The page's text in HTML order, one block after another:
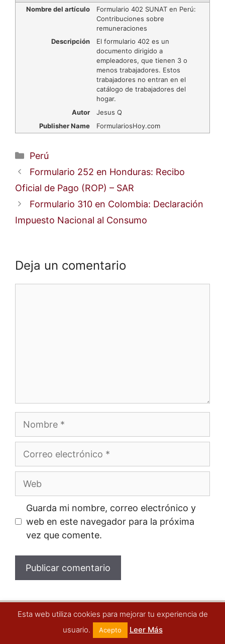
Nombre del artículo
Formulario 402 SUNAT en Perú:
Contribuciones sobre
remuneraciones
Descripción
El formulario 402 es un
documento dirigido a
empleadores, que tienen 3 o
menos trabajadores. Estos
trabajadores no entran en el
catálogo de trabajadores del
hogar.
Autor
Jesus Q
Publisher Name
FormulariosHoy.com
Categorías
Perú
Formulario 252 en Honduras: Recibo
Oficial de Pago (ROP) – SAR
Formulario 310 en Colombia: Declaración
Impuesto Nacional al Consumo
Deja un comentario
Correo
electrónico
Guarda mi nombre, correo electrónico y
web en este navegador para la próxima
vez que comente.
Todo el contenido que encontrarás en esta web es
informativo, no tenemos ningún contacto con
entidades oficiales ni pretendemos reemplazar la
Esta web utiliza cookies para mejorar tu experiencia de
usuario.
Acepto Leer Más